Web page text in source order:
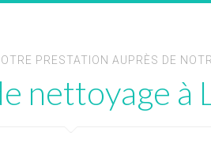
PRESTATION AUPRÈS DE
nettoyage à